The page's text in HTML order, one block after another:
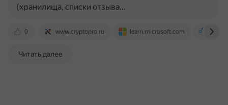
0 www.cryptopro.ru learn.microsoft.com
(хранилища, списки отзыва…
Читать далее